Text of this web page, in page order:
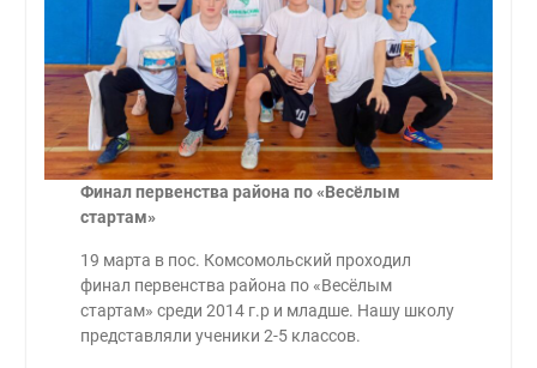
Финал первенства района по «Весёлым
стартам»
19 марта в пос. Комсомольский проходил
финал первенства района по «Весёлым
стартам» среди 2014 г.р и младше. Нашу школу
представляли ученики 2-5 классов.